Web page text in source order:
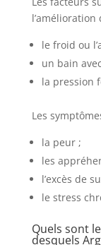
l’amélioration
le froid ou
un bain
la pression
Les
la peur ;
les
l’excès de
le stress
Quels sont
desquels